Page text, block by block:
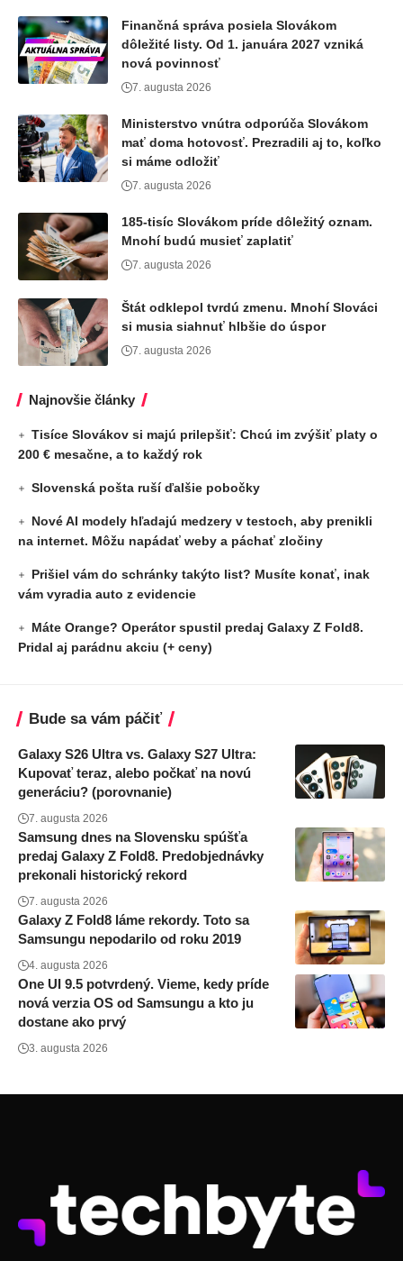
Finančná správa posiela Slovákom
dôležité listy. Od 1. januára 2027 vzniká
nová povinnosť
7. augusta 2026
Ministerstvo vnútra odporúča Slovákom
mať doma hotovosť. Prezradili aj to, koľko
si máme odložiť
7. augusta 2026
185-tisíc Slovákom príde dôležitý oznam.
Mnohí budú musieť zaplatiť
7. augusta 2026
Štát odklepol tvrdú zmenu. Mnohí Slováci
si musia siahnuť hlbšie do úspor
7. augusta 2026
Najnovšie články
Tisíce Slovákov si majú prilepšiť: Chcú im zvýšiť platy o
200 € mesačne, a to každý rok
Slovenská pošta ruší ďalšie pobočky
Nové AI modely hľadajú medzery v testoch, aby prenikli
na internet. Môžu napádať weby a páchať zločiny
Prišiel vám do schránky takýto list? Musíte konať, inak
vám vyradia auto z evidencie
Máte Orange? Operátor spustil predaj Galaxy Z Fold8.
Pridal aj parádnu akciu (+ ceny)
Bude sa vám páčiť
Galaxy S26 Ultra vs. Galaxy S27 Ultra:
Kupovať teraz, alebo počkať na novú
generáciu? (porovnanie)
7. augusta 2026
Samsung dnes na Slovensku spúšťa
predaj Galaxy Z Fold8. Predobjednávky
prekonali historický rekord
7. augusta 2026
Galaxy Z Fold8 láme rekordy. Toto sa
Samsungu nepodarilo od roku 2019
4. augusta 2026
One UI 9.5 potvrdený. Vieme, kedy príde
nová verzia OS od Samsungu a kto ju
dostane ako prvý
3. augusta 2026